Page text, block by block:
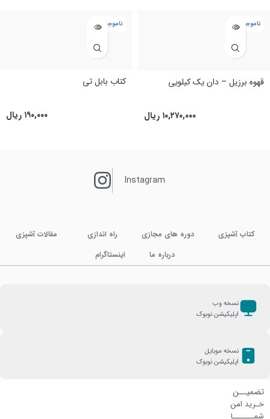
ناموجود
قهوه برزیل – دان یک کیلویی
۱۰,۲۷۰,۰۰۰ ریال
ناموجود
کتاب بابل تی
۱۹۰,۰۰۰ ریال
Instagram
کتاب آشپزی دوره های مجازی راه اندازی
مقالات آشپزی
درباره ما
اینستاگرام
نسخه وب
اپلیکیشن نوبوک
نسخه موبایل
اپلیکیشن نوبوک
تضمیــن
خـرید امن
شمـــــــا